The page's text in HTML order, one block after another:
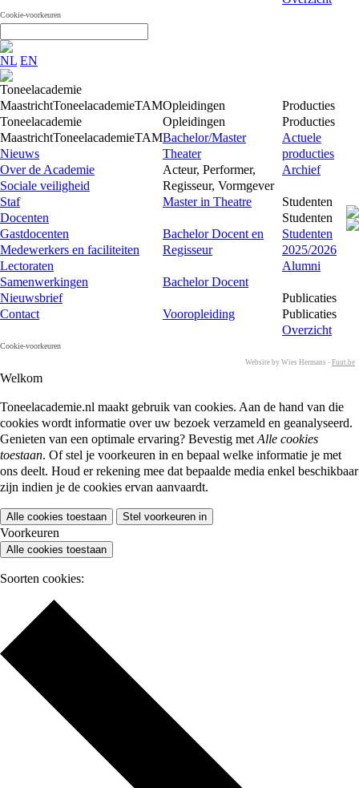
Cookie-voorkeuren
NL EN
Toneelacademie
MaastrichtToneelacademieTAM
Toneelacademie
MaastrichtToneelacademieTAM
Nieuws
Over de Academie
Sociale veiligheid
Staf
Docenten
Gastdocenten
Medewerkers en faciliteiten
Lectoraten
Samenwerkingen
Nieuwsbrief
Contact
Cookie-voorkeuren
Opleidingen
Opleidingen
Bachelor/Master
Theater
Acteur, Performer,
Regisseur, Vormgever
Master in Theatre
Bachelor Docent en
Regisseur
Bachelor Docent
Vooropleiding
Producties
Producties
Actuele
producties
Archief
Studenten
Studenten
Studenten
2025/2026
Alumni
Publicaties
Publicaties
Overzicht
Website by Wies Hermans - Fuut.be
Welkom
Toneelacademie.nl maakt gebruik van cookies. Aan de hand van die
cookies wordt informatie over uw bezoek verzameld en geanalyseerd.
Genieten van een optimale ervaring? Bevestig met Alle cookies
toestaan. Of stel je voorkeuren in en bepaal welke informatie je met
ons deelt. Houd er rekening mee dat bepaalde media enkel beschikbaar
zijn indien je de cookies ervan aanvaardt.
Alle cookies toestaan Stel voorkeuren in
Voorkeuren
Alle cookies toestaan
Soorten cookies: